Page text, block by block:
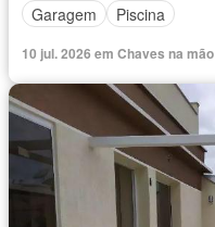
Garagem
Piscina
10 jul. 2026 em Chaves na mão